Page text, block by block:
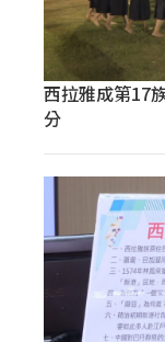
西拉雅成第17
分